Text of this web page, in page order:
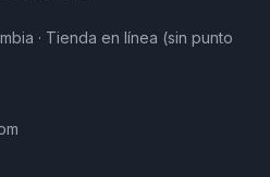
· Tienda en línea (sin punto